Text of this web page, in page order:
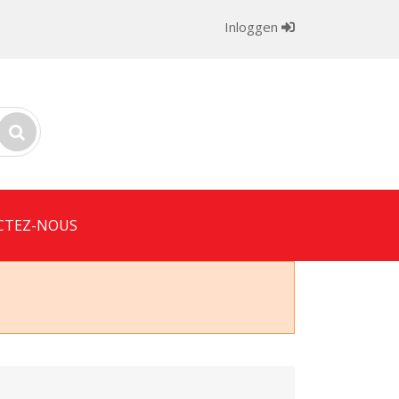
Inloggen
NOUS